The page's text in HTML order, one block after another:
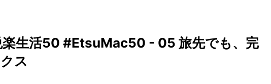
生活50 #EtsuMac50 - 05 旅先でも、完
ス